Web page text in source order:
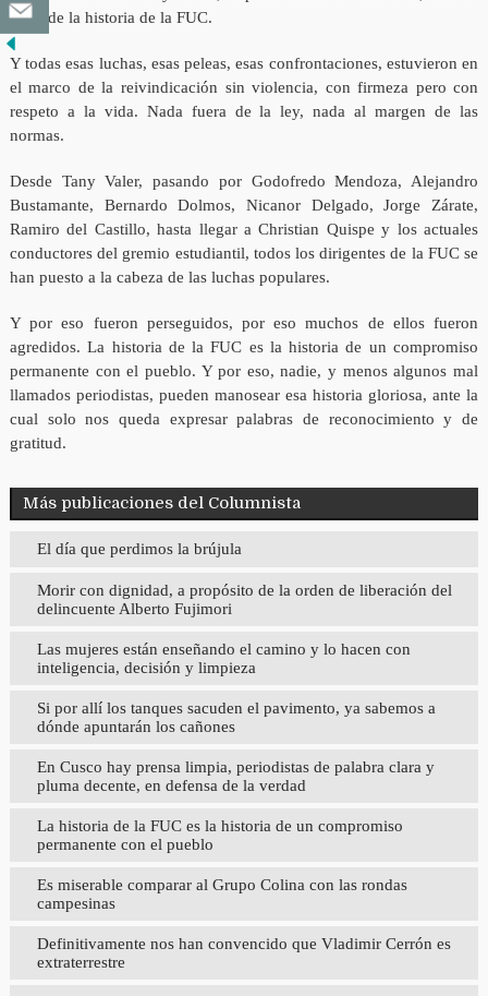
parte de la historia de la FUC.
Y todas esas luchas, esas peleas, esas confrontaciones, estuvieron en
el marco de la reivindicación sin violencia, con firmeza pero con
respeto a la vida. Nada fuera de la ley, nada al margen de las
normas.
Desde Tany Valer, pasando por Godofredo Mendoza, Alejandro
Bustamante, Bernardo Dolmos, Nicanor Delgado, Jorge Zárate,
Ramiro del Castillo, hasta llegar a Christian Quispe y los actuales
conductores del gremio estudiantil, todos los dirigentes de la FUC se
han puesto a la cabeza de las luchas populares.
Y por eso fueron perseguidos, por eso muchos de ellos fueron
agredidos. La historia de la FUC es la historia de un compromiso
permanente con el pueblo. Y por eso, nadie, y menos algunos mal
llamados periodistas, pueden manosear esa historia gloriosa, ante la
cual solo nos queda expresar palabras de reconocimiento y de
gratitud.
Más publicaciones del Columnista
El día que perdimos la brújula
Morir con dignidad, a propósito de la orden de liberación del
delincuente Alberto Fujimori
Las mujeres están enseñando el camino y lo hacen con
inteligencia, decisión y limpieza
Si por allí los tanques sacuden el pavimento, ya sabemos a
dónde apuntarán los cañones
En Cusco hay prensa limpia, periodistas de palabra clara y
pluma decente, en defensa de la verdad
La historia de la FUC es la historia de un compromiso
permanente con el pueblo
Es miserable comparar al Grupo Colina con las rondas
campesinas
Definitivamente nos han convencido que Vladimir Cerrón es
extraterrestre